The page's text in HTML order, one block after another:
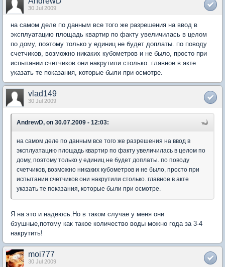
30 Jul 2009
на самом деле по данным все того же разрешения на ввод в
эксплуатацию площадь квартир по факту увеличилась в целом
по дому, поэтому только у единиц не будет доплаты. по поводу
счетчиков, возможно никаких кубометров и не было, просто при
испытании счетчиков они накрутили столько. главное в акте
указать те показания, которые были при осмотре.
vlad149
30 Jul 2009
AndrewD, on 30.07.2009 - 12:03:
на самом деле по данным все того же разрешения на ввод в
эксплуатацию площадь квартир по факту увеличилась в целом по
дому, поэтому только у единиц не будет доплаты. по поводу
счетчиков, возможно никаких кубометров и не было, просто при
испытании счетчиков они накрутили столько. главное в акте
указать те показания, которые были при осмотре.
Я на это и надеюсь.Но в таком случае у меня они
бэушные,потому как такое количество воды можно года за 3-4
накрутить!
moi777
30 Jul 2009